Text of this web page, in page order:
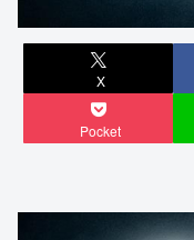
X
Pocket